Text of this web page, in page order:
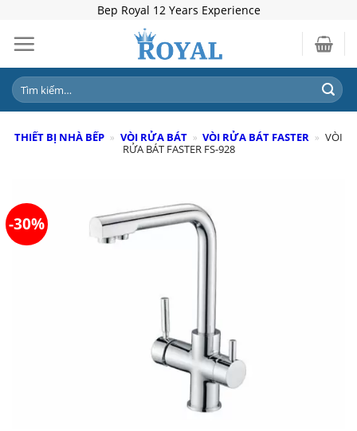
content
Bep Royal 12 Years Experience
Tìm
kiếm:
THIẾT BỊ NHÀ BẾP » VÒI RỬA BÁT » VÒI RỬA BÁT FASTER » VÒI
RỬA BÁT FASTER FS-928
-30%